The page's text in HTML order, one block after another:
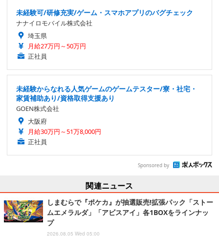
未経験可/研修充実/ゲーム・スマホアプリのバグチェック
ナナイロモバイル株式会社
埼玉県
月給27万円～50万円
正社員
未経験からなれる人気ゲームのゲームテスター/寮・社宅・
家賃補助あり/資格取得支援あり
GOEN株式会社
大阪府
月給30万円～51万8,000円
正社員
Sponsored by
関連ニュース
しまむらで『ポケカ』が抽選販売!拡張パック「ストー
ムエメラルダ」「アビスアイ」各1BOXをラインナッ
プ
2026.08.05 Wed 05:00